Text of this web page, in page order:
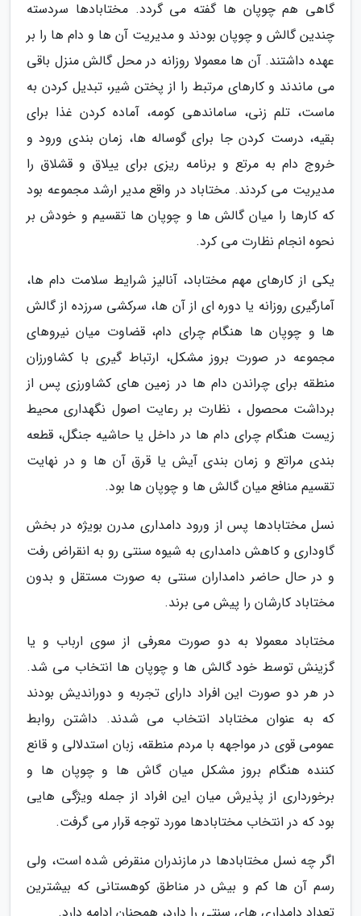
گاهی هم چوپان ها گفته می گردد. مختابادها سردسته
چندین گالش و چوپان بودند و مدیریت آن ها و دام ها را بر
عهده داشتند. آن ها معمولا روزانه در محل گالش منزل باقی
می ماندند و کارهای مرتبط را از پختن شیر، تبدیل کردن به
ماست، تلم زنی، ساماندهی کومه، آماده کردن غذا برای
بقیه، درست کردن جا برای گوساله ها، زمان بندی ورود و
خروج دام به مرتع و برنامه ریزی برای ییلاق و قشلاق را
مدیریت می کردند. مختاباد در واقع مدیر ارشد مجموعه بود
که کارها را میان گالش ها و چوپان ها تقسیم و خودش بر
نحوه انجام نظارت می کرد.
یکی از کارهای مهم مختاباد، آنالیز شرایط سلامت دام ها،
آمارگیری روزانه یا دوره ای از آن ها، سرکشی سرزده از گالش
ها و چوپان ها هنگام چرای دام، قضاوت میان نیروهای
مجموعه در صورت بروز مشکل، ارتباط گیری با کشاورزان
منطقه برای چراندن دام ها در زمین های کشاورزی پس از
برداشت محصول ، نظارت بر رعایت اصول نگهداری محیط
زیست هنگام چرای دام ها در داخل یا حاشیه جنگل، قطعه
بندی مراتع و زمان بندی آیش یا قرق آن ها و در نهایت
تقسیم منافع میان گالش ها و چوپان ها بود.
نسل مختابادها پس از ورود دامداری مدرن بویژه در بخش
گاوداری و کاهش دامداری به شیوه سنتی رو به انقراض رفت
و در حال حاضر دامداران سنتی به صورت مستقل و بدون
مختاباد کارشان را پیش می برند.
مختاباد معمولا به دو صورت معرفی از سوی ارباب و یا
گزینش توسط خود گالش ها و چوپان ها انتخاب می شد.
در هر دو صورت این افراد دارای تجربه و دوراندیش بودند
که به عنوان مختاباد انتخاب می شدند. داشتن روابط
عمومی قوی در مواجهه با مردم منطقه، زبان استدلالی و قانع
کننده هنگام بروز مشکل میان گاش ها و چوپان ها و
برخورداری از پذیرش میان این افراد از جمله ویژگی هایی
بود که در انتخاب مختابادها مورد توجه قرار می گرفت.
اگر چه نسل مختابادها در مازندران منقرض شده است، ولی
رسم آن ها کم و بیش در مناطق کوهستانی که بیشترین